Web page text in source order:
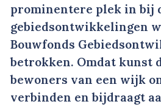
prominentere plek in bij
gebiedsontwikkelingen
Bouwfonds
betrokken. Omdat kunst
bewoners van een wijk
verbinden en bijdraagt